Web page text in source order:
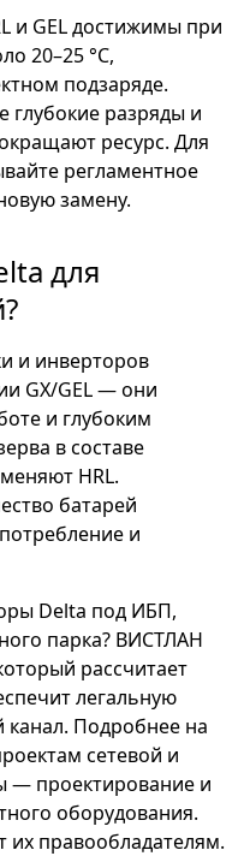
и GEL достижимы при
20–25 °C,
подзаряде.
разряды и
ресурс. Для
регламентное
замену.
для
и инверторов
GX/GEL — они
и глубоким
в составе
HRL.
батарей
и
Delta под ИБП,
парка? ВИСТЛАН
рассчитает
легальную
канал. Подробнее на
сетевой и
— проектирование и
оборудования.
их правообладателям.